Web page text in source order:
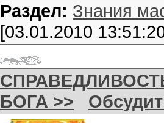
Раздел: Знания
[03.01.2010
БОГА >>